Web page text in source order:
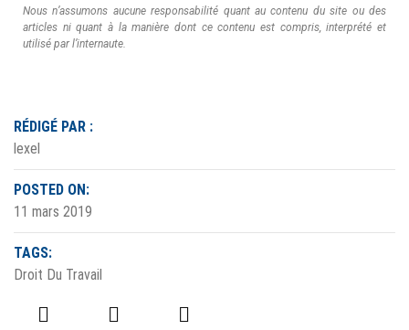
Nous n’assumons aucune responsabilité quant au contenu du site ou des
articles ni quant à la manière dont ce contenu est compris, interprété et
utilisé par l’internaute.
RÉDIGÉ PAR :
lexel
POSTED ON:
11 mars 2019
TAGS:
Droit Du Travail